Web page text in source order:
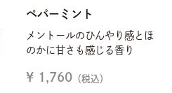
ペパーミント
メントールのひんやり感とほ
のかに甘さも感じる香り
¥ 1,760 （税込）